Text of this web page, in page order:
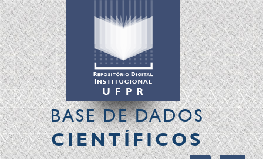
BASE DE DADOS
CIENTÍFICOS